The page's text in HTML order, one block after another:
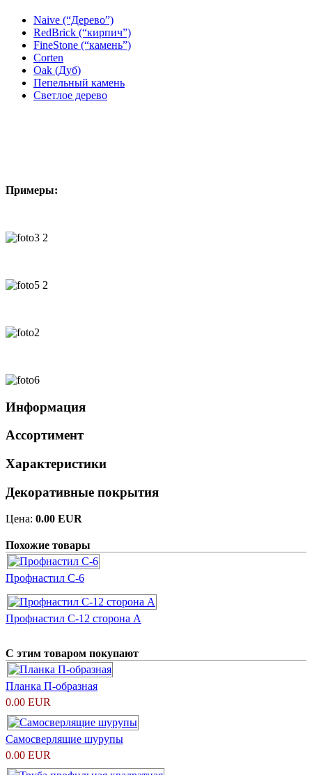
Naive (“Дерево”)
RedBrick (“кирпич”)
FineStone (“камень”)
Corten
Oak (Дуб)
Пепельный камень
Светлое дерево
Примеры:
Информация
Ассортимент
Характеристики
Декоративные покрытия
Цена: 0.00 EUR
Похожие товары
Профнастил С-6
Профнастил С-12 сторона А
С этим товаром покупают
Планка П-образная
0.00 EUR
Самосверлящие шурупы
0.00 EUR